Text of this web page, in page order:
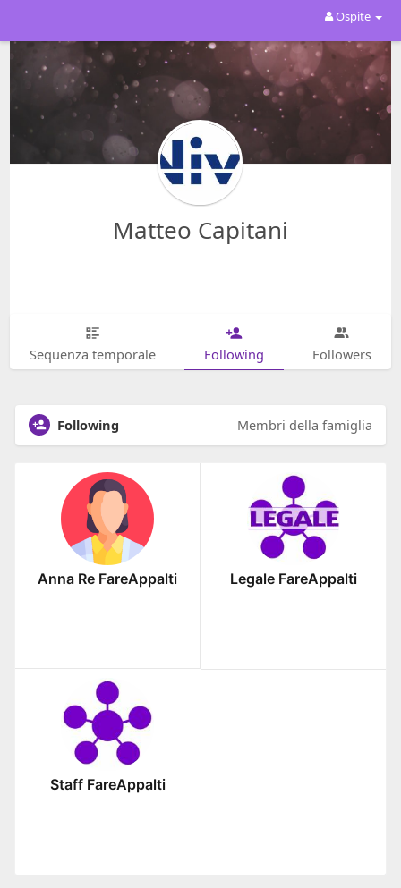
Ospite
Matteo Capitani
Sequenza temporale Following Followers
Following Membri della famiglia
Anna Re FareAppalti Legale FareAppalti
Staff FareAppalti